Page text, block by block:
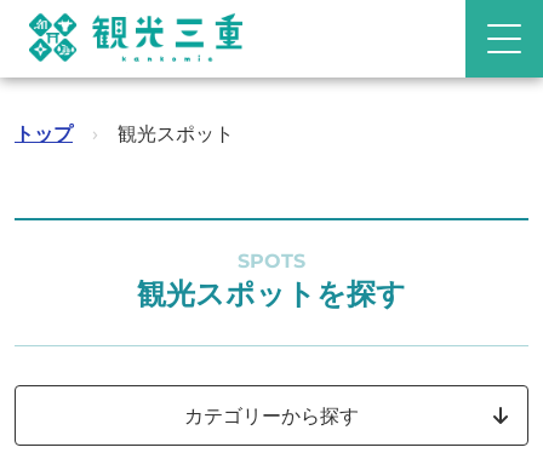
トップ › 観光スポット
SPOTS
観光スポットを探す
カテゴリーから探す